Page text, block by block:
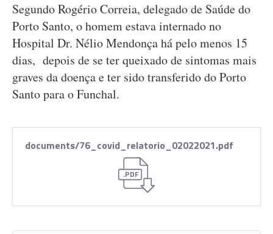
Segundo Rogério Correia, delegado de Saúde do
Porto Santo, o homem estava internado no
Hospital Dr. Nélio Mendonça há pelo menos 15
dias, depois de se ter queixado de sintomas mais
graves da doença e ter sido transferido do Porto
Santo para o Funchal.
.PDF
documents/76_covid_relatorio_02022021.pdf